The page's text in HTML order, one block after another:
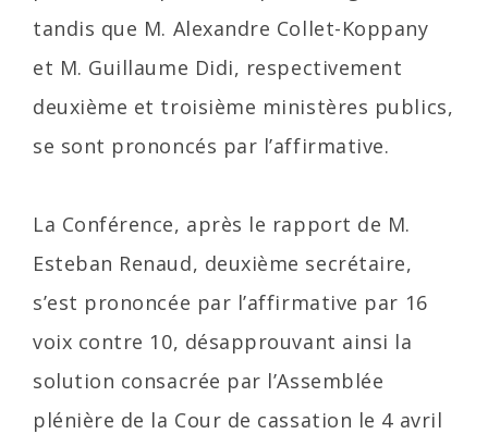
tandis que M. Alexandre Collet-Koppany
et M. Guillaume Didi, respectivement
deuxième et troisième ministères publics,
se sont prononcés par l’affirmative.
La Conférence, après le rapport de M.
Esteban Renaud, deuxième secrétaire,
s’est prononcée par l’affirmative par 16
voix contre 10, désapprouvant ainsi la
solution consacrée par l’Assemblée
plénière de la Cour de cassation le 4 avril